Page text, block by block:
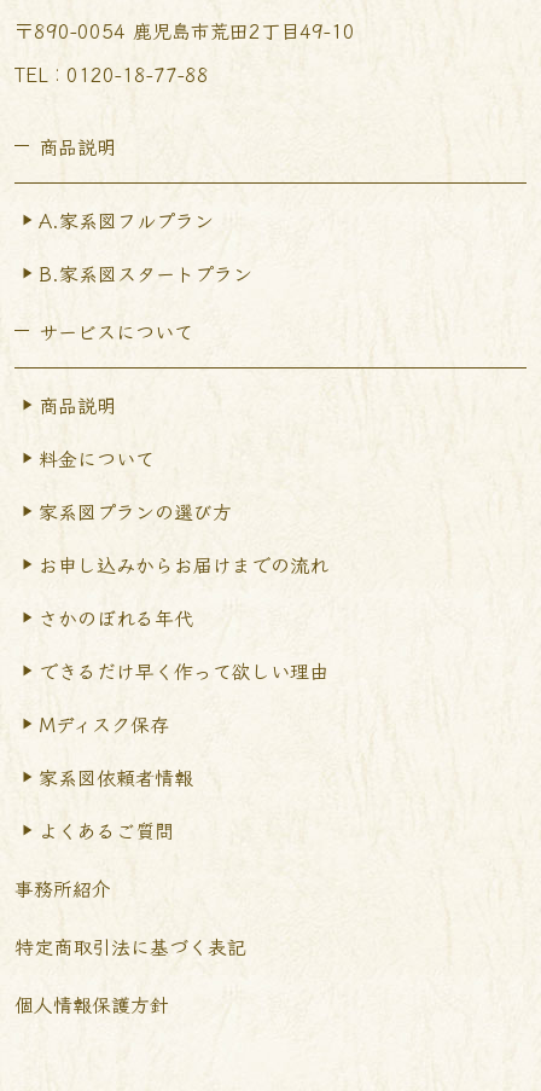
〒890-0054 鹿児島市荒田2丁目49-10
TEL︰0120-18-77-88
商品説明
A.家系図フルプラン
B.家系図スタートプラン
サービスについて
商品説明
料金について
家系図プランの選び方
お申し込みからお届けまでの流れ
さかのぼれる年代
できるだけ早く作って欲しい理由
Mディスク保存
家系図依頼者情報
よくあるご質問
事務所紹介
特定商取引法に基づく表記
個人情報保護方針